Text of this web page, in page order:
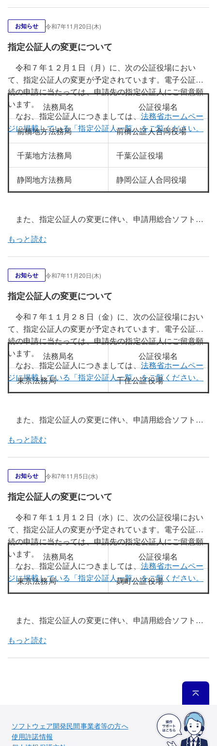
動すると、上記公証役場における指定公証人の変更情報
が反映された指定公証人ファイルに更新することができ
ます。
更新方法については、こちらをご覧ください。
お知らせ 令和7年11月20日(木)
指定公証人の変更について
令和７年１２月１日（月）に、次の公証役場におい
て、指定公証人の変更が予定されています。電子公証手
続の申請に当たっては、申請先の指定公証人にご留意願
います。
なお、指定公証人につきましては、法務省ホームペー
ジに掲載している「指定公証人一覧」をご覧ください。
法務局名 公証役場名
前橋地方法務局 前橋公証人合同役場
千葉地方法務局 千葉公証役場
静岡地方法務局 静岡公証人合同役場
また、指定公証人の変更に伴い、申請用総合ソフトの
１日（月）午前８時３０分以降に申請用総合ソフトを起
動すると、上記公証役場における指定公証人の変更情報
が反映された指定公証人ファイルに更新することができ
ます。
更新方法については、こちらをご覧ください。
もっと読む
お知らせ 令和7年11月20日(木)
指定公証人の変更について
令和７年１１月２８日（金）に、次の公証役場におい
て、指定公証人の変更が予定されています。電子公証手
続の申請に当たっては、申請先の指定公証人にご留意願
います。
なお、指定公証人につきましては、法務省ホームペー
ジに掲載している「指定公証人一覧」をご覧ください。
法務局名 公証役場名
東京法務局 千住公証役場
また、指定公証人の変更に伴い、申請用総合ソフトの
２８日（金）午前８時３０分以降に申請用総合ソフトを
起動すると、上記公証役場における指定公証人の変更情
報が反映された指定公証人ファイルに更新することがで
きます。
更新方法については、こちらをご覧ください。
もっと読む
お知らせ 令和7年11月5日(水)
指定公証人の変更について
令和７年１１月１２日（水）に、次の公証役場におい
て、指定公証人の変更が予定されています。電子公証手
続の申請に当たっては、申請先の指定公証人にご留意願
います。
なお、指定公証人につきましては、法務省ホームペー
ジに掲載している「指定公証人一覧」をご覧ください。
法務局名 公証役場名
東京法務局 麹町公証役場
また、指定公証人の変更に伴い、申請用総合ソフトの
１２日（水）午前８時３０分以降に申請用総合ソフトを
起動すると、上記公証役場における指定公証人の変更情
もっと読む
ソフトウェア開発民間事業者等の方へ
使用許諾情報